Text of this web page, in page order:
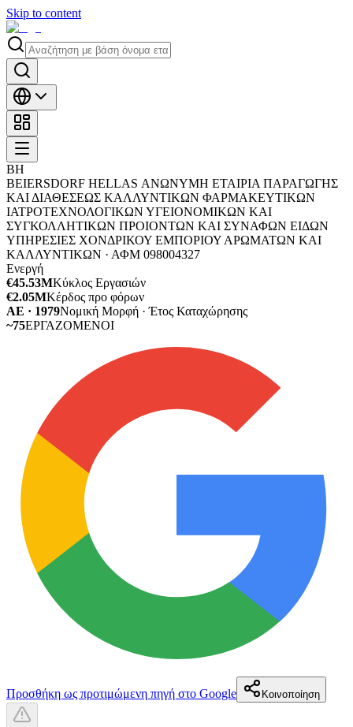
Skip to content
BH
BEIERSDORF HELLAS ΑΝΩΝΥΜΗ ΕΤΑΙΡΙΑ ΠΑΡΑΓΩΓΗΣ
ΚΑΙ ΔΙΑΘΕΣΕΩΣ ΚΑΛΛΥΝΤΙΚΩΝ ΦΑΡΜΑΚΕΥΤΙΚΩΝ
ΙΑΤΡΟΤΕΧΝΟΛΟΓΙΚΩΝ ΥΓΕΙΟΝΟΜΙΚΩΝ ΚΑΙ
ΣΥΓΚΟΛΛΗΤΙΚΩΝ ΠΡΟΙΟΝΤΩΝ ΚΑΙ ΣΥΝΑΦΩΝ ΕΙΔΩΝ
ΥΠΗΡΕΣΙΕΣ ΧΟΝΔΡΙΚΟΥ ΕΜΠΟΡΙΟΥ ΑΡΩΜΑΤΩΝ ΚΑΙ
ΚΑΛΛΥΝΤΙΚΩΝ · ΑΦΜ 098004327
Ενεργή
€45.53MΚύκλος Εργασιών
€2.05MΚέρδος προ φόρων
ΑΕ · 1979Νομική Μορφή · Έτος Καταχώρησης
~75ΕΡΓΑΖΟΜΕΝΟΙ
Προσθήκη ως προτιμώμενη πηγή στο Google Κοινοποίηση